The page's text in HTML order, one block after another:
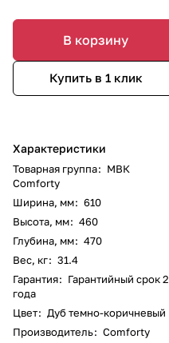
В корзину
Купить в 1 клик
Характеристики
Товарная группа: МВК
Comforty
Ширина, мм: 610
Высота, мм: 460
Глубина, мм: 470
Вес, кг: 31.4
Гарантия: Гарантийный срок 2
года
Цвет: Дуб темно-коричневый
Производитель: Comforty